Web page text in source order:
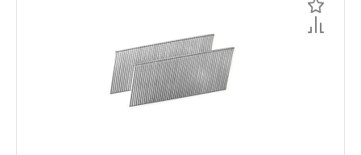
Для аккумуляторных пистолетов
Для газовых пистолетов